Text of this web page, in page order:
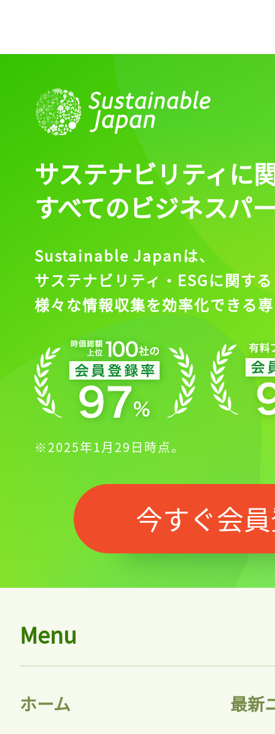
サステナビリティに
すべてのビジネスパ
Sustainable Japanは、
サステナビリティ・ESGに関する
様々な情報収集を効率化できる
※2025年1月29日時点。
今すぐ会
Menu
ホーム 最新